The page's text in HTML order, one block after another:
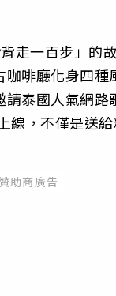
走一百步」的
啡廳化身四
請泰國人氣網
線，不僅是送